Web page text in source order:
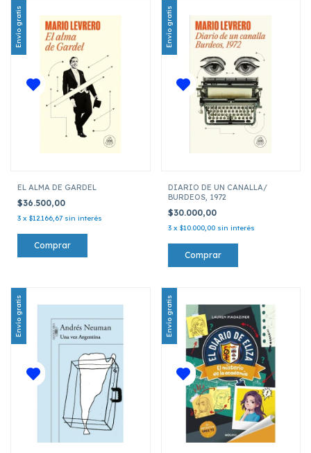
Envío gratis
EL ALMA DE GARDEL
$36.500,00
3 x $12.166,67 sin interés
Envío gratis
DIARIO DE UN CANALLA/
BURDEOS, 1972
$30.000,00
3 x $10.000,00 sin interés
Envío gratis Envío gratis